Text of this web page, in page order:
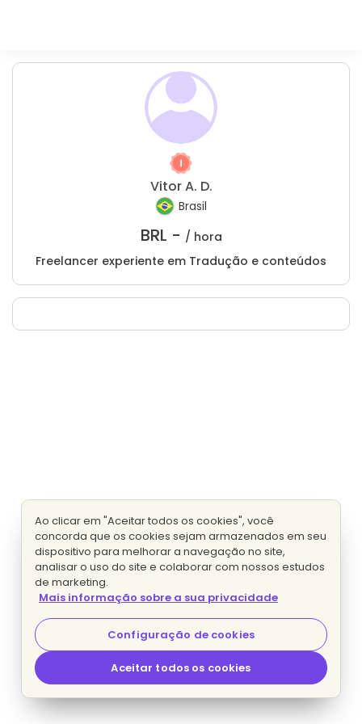
Vitor A. D.
Brasil
BRL - / hora
Freelancer experiente em Tradução e conteúdos
Ao clicar em "Aceitar todos os cookies", você
concorda que os cookies sejam armazenados em seu
dispositivo para melhorar a navegação no site,
analisar o uso do site e colaborar com nossos estudos
de marketing.
Mais informação sobre a sua privacidade
Configuração de cookies
Aceitar todos os cookies